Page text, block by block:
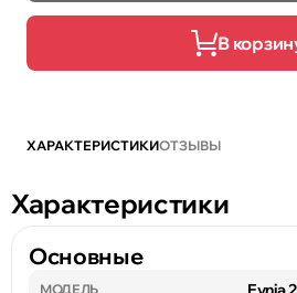
В
ХАРАКТЕРИСТИКИОТЗЫВЫ
Характеристики
Основные
МОДЕЛЬ